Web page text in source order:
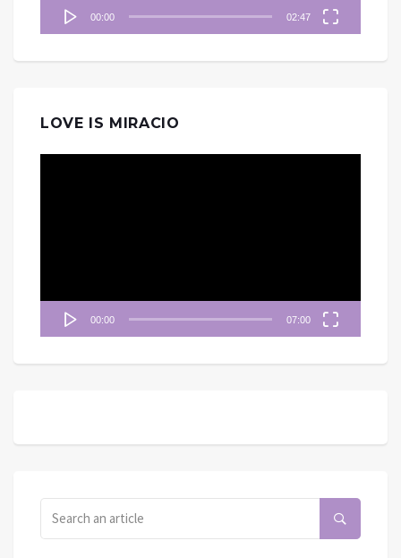
00:00 02:47
LOVE IS MIRACIO
00:00 07:00